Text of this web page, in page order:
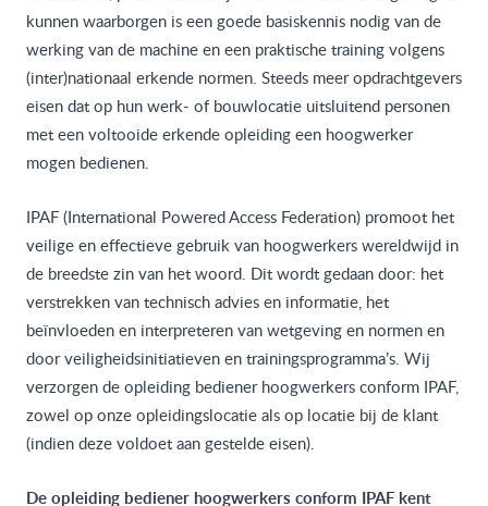
kunnen waarborgen is een goede basiskennis nodig van de
werking van de machine en een praktische training volgens
(inter)nationaal erkende normen. Steeds meer opdrachtgevers
eisen dat op hun werk- of bouwlocatie uitsluitend personen
met een voltooide erkende opleiding een hoogwerker
mogen bedienen.
IPAF (International Powered Access Federation) promoot het
veilige en effectieve gebruik van hoogwerkers wereldwijd in
de breedste zin van het woord. Dit wordt gedaan door: het
verstrekken van technisch advies en informatie, het
beïnvloeden en interpreteren van wetgeving en normen en
door veiligheidsinitiatieven en trainingsprogramma’s. Wij
verzorgen de opleiding bediener hoogwerkers conform IPAF,
zowel op onze opleidingslocatie als op locatie bij de klant
(indien deze voldoet aan gestelde eisen).
De opleiding bediener hoogwerkers conform IPAF kent